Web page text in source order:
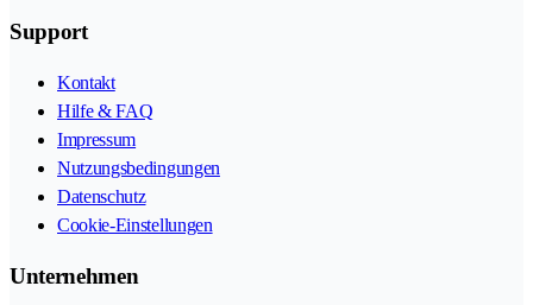
Support
Kontakt
Hilfe & FAQ
Impressum
Nutzungsbedingungen
Datenschutz
Cookie-Einstellungen
Unternehmen